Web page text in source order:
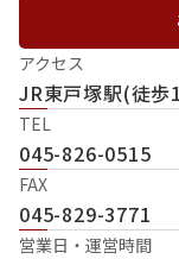
アクセス
JR東戸塚駅(徒歩
TEL
045-826-0515
FAX
045-829-3771
営業日・運営時間